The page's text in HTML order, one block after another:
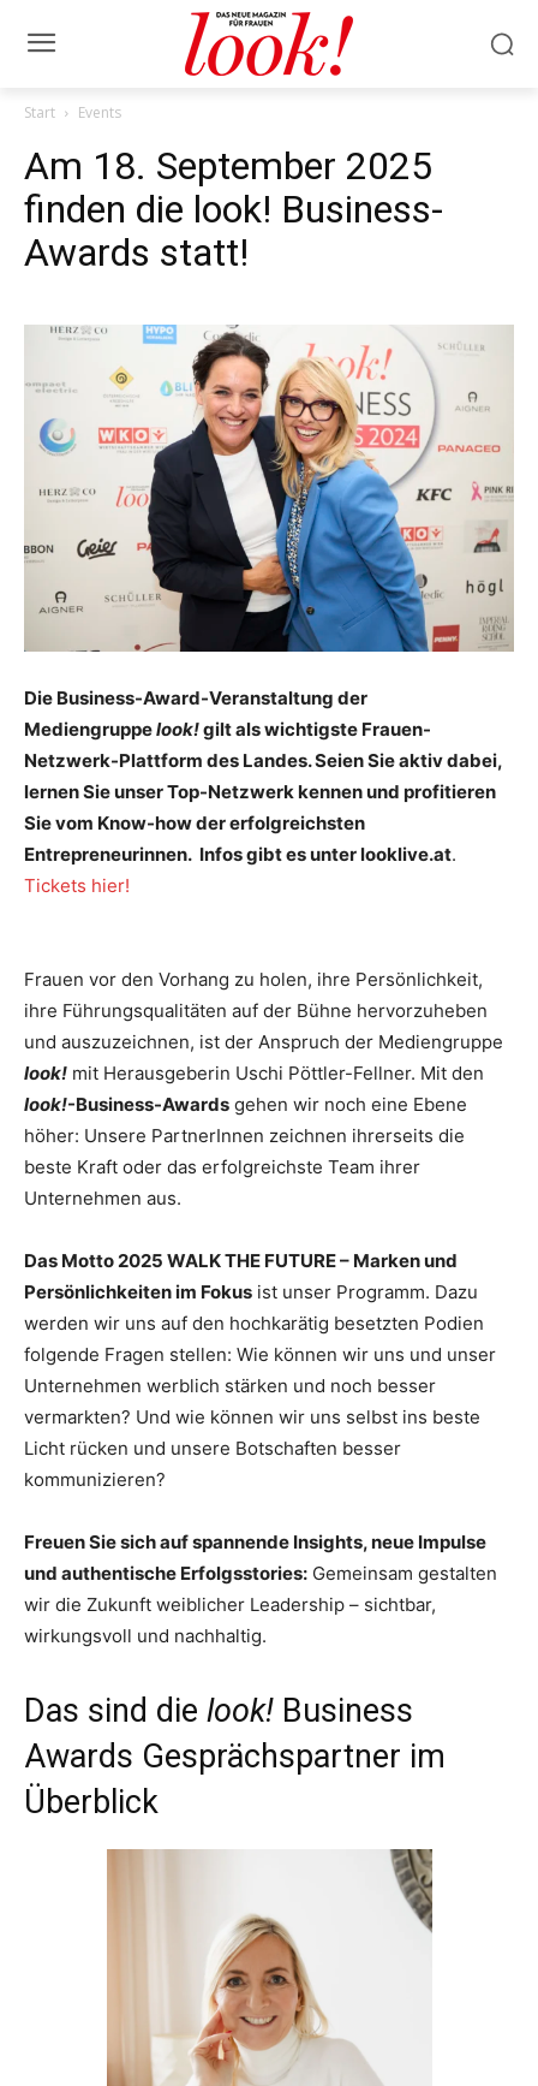
Start Events
Am 18. September 2025
finden die look! Business-
Awards statt!
Die Business-Award-Veranstaltung der
Mediengruppelook!gilt als wichtigste Frauen-
Netzwerk-Plattform des Landes. Seien Sie aktiv dabei,
lernen Sie unser Top-Netzwerk kennen und profitieren
Sie vom Know-how der erfolgreichsten
Entrepreneurinnen. Infos gibt es unter looklive.at.
Tickets hier!
Frauen vor den Vorhang zu holen, ihre Persönlichkeit,
ihre Führungsqualitäten auf der Bühne hervorzuheben
und auszuzeichnen, ist der Anspruch der Mediengruppe
look! mit Herausgeberin Uschi Pöttler-Fellner. Mit den
look!-Business-Awards gehen wir noch eine Ebene
höher: Unsere PartnerInnen zeichnen ihrerseits die
beste Kraft oder das erfolgreichste Team ihrer
Unternehmen aus.
Das Motto 2025 WALK THE FUTURE – Marken und
Persönlichkeiten im Fokus ist unser Programm. Dazu
werden wir uns auf den hochkarätig besetzten Podien
folgende Fragen stellen: Wie können wir uns und unser
Unternehmen werblich stärken und noch besser
vermarkten? Und wie können wir uns selbst ins beste
Licht rücken und unsere Botschaften besser
kommunizieren?
Freuen Sie sich auf spannende Insights, neue Impulse
und authentische Erfolgsstories: Gemeinsam gestalten
wir die Zukunft weiblicher Leadership – sichtbar,
wirkungsvoll und nachhaltig.
Das sind die look! Business
Awards Gesprächspartner im
Überblick